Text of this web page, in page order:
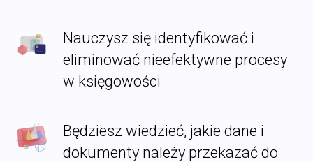
Nauczysz się identyfikować i
eliminować nieefektywne procesy
w księgowości
Będziesz wiedzieć, jakie dane i
dokumenty należy przekazać do